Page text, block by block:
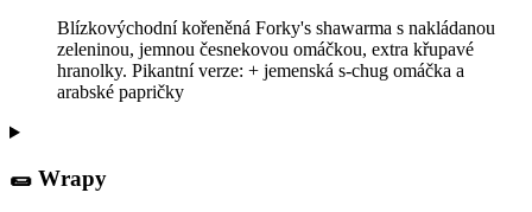
Blízkovýchodní kořeněná Forky's shawarma s nakládanou
zeleninou, jemnou česnekovou omáčkou, extra křupavé
hranolky. Pikantní verze: + jemenská s-chug omáčka a
arabské papričky
🌯 Wrapy